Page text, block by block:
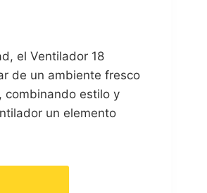
el Ventilador 18
de un ambiente fresco
combinando estilo y
un elemento